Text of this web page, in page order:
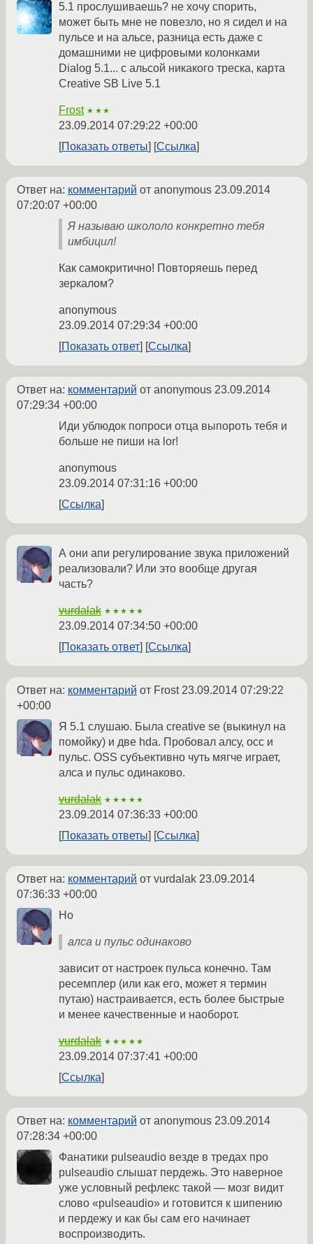
5.1 прослушиваешь? не хочу спорить,
может быть мне не повезло, но я сидел и на
пульсе и на альсе, разница есть даже с
домашними не цифровыми колонками
Dialog 5.1... с альсой никакого треска, карта
Creative SB Live 5.1
Frost ★★★
23.09.2014 07:29:22 +00:00
Показать ответы
Ссылка
Ответ на: комментарий от anonymous 23.09.2014
07:20:07 +00:00
Я называю школоло конкретно тебя
имбицил!
Как самокритично! Повторяешь перед
зеркалом?
anonymous
23.09.2014 07:29:34 +00:00
Показать ответ
Ссылка
Ответ на: комментарий от anonymous 23.09.2014
07:29:34 +00:00
Иди ублюдок попроси отца выпороть тебя и
больше не пиши на lor!
anonymous
23.09.2014 07:31:16 +00:00
Ссылка
А они апи регулирование звука приложений
реализовали? Или это вообще другая
часть?
vurdalak ★★★★★
23.09.2014 07:34:50 +00:00
Показать ответ
Ссылка
Ответ на: комментарий от Frost 23.09.2014 07:29:22
+00:00
Я 5.1 слушаю. Была creative se (выкинул на
помойку) и две hda. Пробовал алсу, осс и
пульс. OSS субъективно чуть мягче играет,
алса и пульс одинаково.
vurdalak ★★★★★
23.09.2014 07:36:33 +00:00
Показать ответы
Ссылка
Ответ на: комментарий от vurdalak 23.09.2014
07:36:33 +00:00
Но
алса и пульс одинаково
зависит от настроек пульса конечно. Там
ресемплер (или как его, может я термин
путаю) настраивается, есть более быстрые
и менее качественные и наоборот.
vurdalak ★★★★★
23.09.2014 07:37:41 +00:00
Ссылка
Ответ на: комментарий от anonymous 23.09.2014
07:28:34 +00:00
Фанатики pulseaudio везде в тредах про
pulseaudio слышат пердежь. Это наверное
уже условный рефлекс такой — мозг видит
слово «pulseaudio» и готовится к шипению
и пердежу и как бы сам его начинает
воспроизводить.